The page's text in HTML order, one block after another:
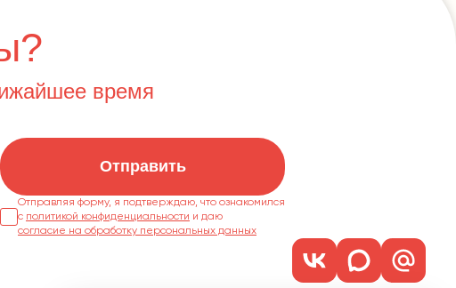
время
Отправить
Отправляя форму, я подтверждаю, что ознакомился
с политикой конфиденциальности
согласие на обработку персональных данных